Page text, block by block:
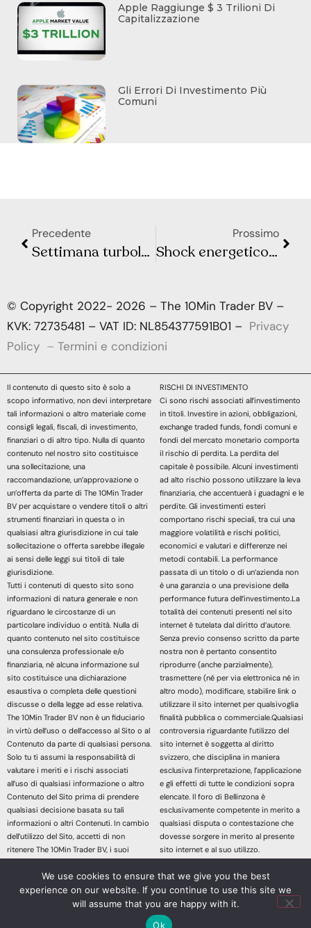
Apple Raggiunge $ 3 Trilioni Di
Capitalizzazione
Gli Errori Di Investimento Più
Comuni
Precedente
Settimana turbolenta per i mercati: lavoro USA debole e petrolio sotto i riflettori
Prossimo
Shock energetico e tassi più alti: perché il quadro macro si sta complicando
© Copyright 2022- 2026 – The 10Min Trader BV –
KVK: 72735481 – VAT ID: NL854377591B01 – Privacy
Policy – Termini e condizioni
Il contenuto di questo sito è solo a
scopo informativo, non devi interpretare
tali informazioni o altro materiale come
consigli legali, fiscali, di investimento,
finanziari o di altro tipo. Nulla di quanto
contenuto nel nostro sito costituisce
una sollecitazione, una
raccomandazione, un’approvazione o
un’offerta da parte di The 10Min Trader
BV per acquistare o vendere titoli o altri
strumenti finanziari in questa o in
qualsiasi altra giurisdizione in cui tale
sollecitazione o offerta sarebbe illegale
ai sensi delle leggi sui titoli di tale
giurisdizione.
Tutti i contenuti di questo sito sono
informazioni di natura generale e non
riguardano le circostanze di un
particolare individuo o entità. Nulla di
quanto contenuto nel sito costituisce
una consulenza professionale e/o
finanziaria, né alcuna informazione sul
sito costituisce una dichiarazione
esaustiva o completa delle questioni
discusse o della legge ad esse relativa.
The 10Min Trader BV non è un fiduciario
in virtù dell’uso o dell’accesso al Sito o al
Contenuto da parte di qualsiasi persona.
Solo tu ti assumi la responsabilità di
valutare i meriti e i rischi associati
all’uso di qualsiasi informazione o altro
Contenuto del Sito prima di prendere
qualsiasi decisione basata su tali
informazioni o altri Contenuti. In cambio
dell’utilizzo del Sito, accetti di non
ritenere The 10Min Trader BV, i suoi
servizi responsabile di eventuali
richieste di risarcimento danni derivanti
da qualsiasi decisione presa sulla base
di informazioni o altri Contenuti messi a
RISCHI DI INVESTIMENTO
Ci sono rischi associati all’investimento
in titoli. Investire in azioni, obbligazioni,
exchange traded funds, fondi comuni e
fondi del mercato monetario comporta
il rischio di perdita. La perdita del
capitale è possibile. Alcuni investimenti
ad alto rischio possono utilizzare la leva
finanziaria, che accentuerà i guadagni e le
perdite. Gli investimenti esteri
comportano rischi speciali, tra cui una
maggiore volatilità e rischi politici,
economici e valutari e differenze nei
metodi contabili. La performance
passata di un titolo o di un’azienda non
è una garanzia o una previsione della
performance futura dell’investimento.La
totalità dei contenuti presenti nel sito
internet è tutelata dal diritto d’autore.
Senza previo consenso scritto da parte
nostra non è pertanto consentito
riprodurre (anche parzialmente),
trasmettere (né per via elettronica né in
altro modo), modificare, stabilire link o
utilizzare il sito internet per qualsivoglia
finalità pubblica o commerciale.Qualsiasi
controversia riguardante l’utilizzo del
sito internet è soggetta al diritto
svizzero, che disciplina in maniera
esclusiva l’interpretazione, l’applicazione
e gli effetti di tutte le condizioni sopra
elencate. Il foro di Bellinzona è
esclusivamente competente in merito a
qualsiasi disputa o contestazione che
dovesse sorgere in merito al presente
sito internet e al suo utilizzo.
dei contenuti di questo sito Web
dichiari di aver letto, compreso e
accettato le sopracitate informazioni
legali.
We use cookies to ensure that we give you the best
experience on our website. If you continue to use this site we
will assume that you are happy with it.
Ok